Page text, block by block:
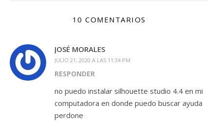
10 COMENTARIOS
JOSÉ MORALES
JULIO 21, 2020 A LAS 11:34 PM
RESPONDER
no puedo instalar silhouette studio 4.4 en mi
computadora en donde puedo buscar ayuda
perdone